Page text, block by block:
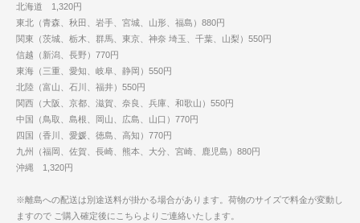
北海道 1,320円
東北（青森、秋田、岩手、宮城、山形、福島）880円
関東（茨城、栃木、群馬、東京、神奈 埼玉、千葉、山梨）550円
信越（新潟、長野）770円
東海（三重、愛知、岐阜、静岡）550円
北陸（富山、石川、福井）550円
関西（大阪、京都、滋賀、奈良、兵庫、和歌山）550円
中国（鳥取、島根、岡山、広島、山口）770円
四国（香川、愛媛、徳島、高知）770円
九州（福岡、佐賀、長崎、熊本、大分、宮崎、鹿児島）880円
沖縄 1,320円
※離島への配送は別途送料が掛かる場合があります。荷物のサイズで料金が変動し
ますので ご購入確定後にこちらよりご連絡いたします。